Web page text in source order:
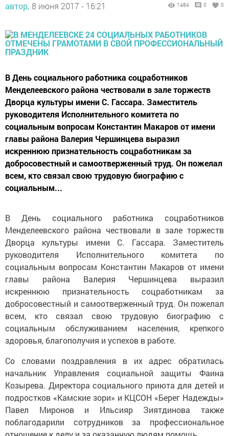
автор, 8 июня 2017 - 16:21 1484 0 0
В День социального работника соцработников
Менделеевского района чествовали в зале торжеств
Дворца культуры имени С. Гассара. Заместитель
руководителя Исполнительного комитета по
социальным вопросам Константин Макаров от имени
главы района Валерия Чершинцева выразил
искреннюю признательность соцработникам за
добросовестный и самоотверженный труд. Он пожелал
всем, кто связал свою трудовую биографию с
социальным...
В День социального работника соцработников
Менделеевского района чествовали в зале торжеств
Дворца культуры имени С. Гассара. Заместитель
руководителя Исполнительного комитета по
социальным вопросам Константин Макаров от имени
главы района Валерия Чершинцева выразил
искреннюю признательность соцработникам за
добросовестный и самоотверженный труд. Он пожелал
всем, кто связал свою трудовую биографию с
социальным обслуживанием населения, крепкого
здоровья, благополучия и успехов в работе.
Со словами поздравления в их адрес обратилась
начальник Управления социальной защиты Фаина
Козырева. Директора социального приюта для детей и
подростков «Камские зори» и КЦСОН «Берег Надежды»
Павел Миронов и Ильсияр Зиятдинова также
поблагодарили сотрудников за профессиональное